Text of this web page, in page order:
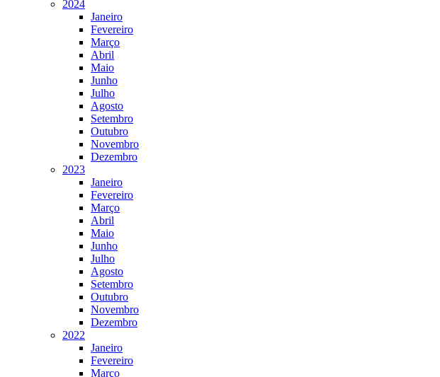
2024
Janeiro
Fevereiro
Março
Abril
Maio
Junho
Julho
Agosto
Setembro
Outubro
Novembro
Dezembro
2023
Janeiro
Fevereiro
Março
Abril
Maio
Junho
Julho
Agosto
Setembro
Outubro
Novembro
Dezembro
2022
Janeiro
Fevereiro
Março